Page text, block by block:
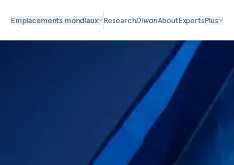
Emplacements mondiaux ResearchDiwanAboutExpertsPlus